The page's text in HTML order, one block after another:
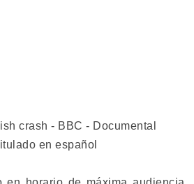
crash - BBC - Documental
en español